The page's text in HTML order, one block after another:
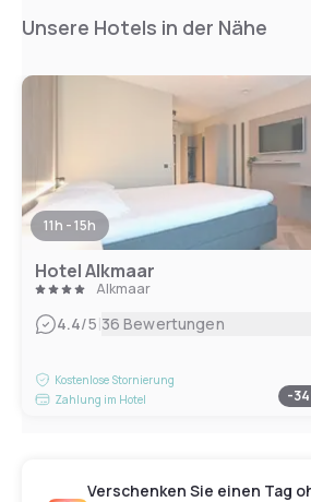
Unsere Hotels in der Nähe
11h - 15h
Hotel Alkmaar
Alkmaar
4.4/5|36 Bewertungen
Kostenlose Stornierung
Zahlung im Hotel
-34
Verschenken Sie einen Tag